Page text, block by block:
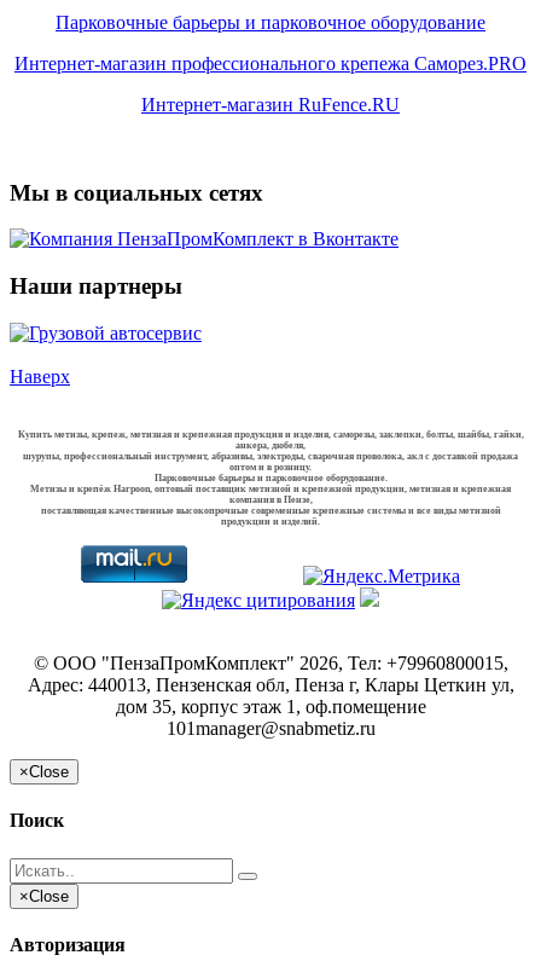
Парковочные барьеры и парковочное оборудование
Интернет-магазин профессионального крепежа Саморез.PRO
Интернет-магазин RuFence.RU
Мы в социальных сетях
Наши партнеры
Наверх
Купить метизы, крепеж, метизная и крепежная продукция и изделия, саморезы, заклепки, болты, шайбы, гайки,
анкера, дюбеля,
шурупы, профессиональный инструмент, абразивы, электроды, сварочная проволока, акл с доставкой продажа
оптом и в розницу.
Парковочные барьеры и парковочное оборудование.
Метизы и крепёж Harpoon, оптовый поставщик метизной и крепежной продукции, метизная и крепежная
компания в Пензе,
поставляющая качественные высокопрочные современные крепежные системы и все виды метизной
продукции и изделий.
© ООО "ПензаПромКомплект" 2026, Тел: +79960800015,
Адрес: 440013, Пензенская обл, Пенза г, Клары Цеткин ул,
дом 35, корпус этаж 1, оф.помещение
101manager@snabmetiz.ru
×Close
Поиск
×Close
Авторизация